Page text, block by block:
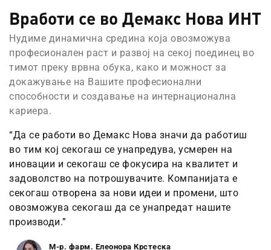
Вработи се во Демакс Нова ИНТ
Нудиме динамична средина која овозможува
професионален раст и развој на секој поединец во
тимот преку врвна обука, како и можност за
докажување на Вашите професионални
способности и создавање на интернационална
кариера.
“Да се работи во Демакс Нова значи да работиш
во тим кој секогаш се унапредува, усмерен на
иновации и секогаш се фокусира на квалитет и
задоволство на потрошувачите. Компанијата е
секогаш отворена за нови идеи и промени, што
овозможува секогаш да се унапредат нашите
производи.”
М-р. фарм. Елеонора Крстеска